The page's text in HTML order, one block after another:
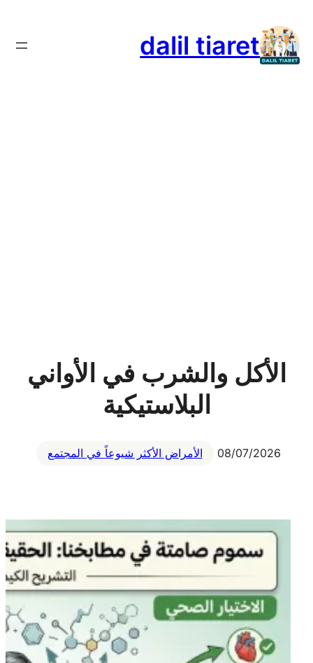
إلى
المحتوى
dalil tiaret
الأكل والشرب في الأواني
البلاستيكية
08/07/2026 الأمراض الأكثر شيوعاً في المجتمع